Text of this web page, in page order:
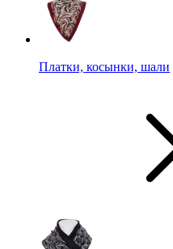
Платки, косынки, шали